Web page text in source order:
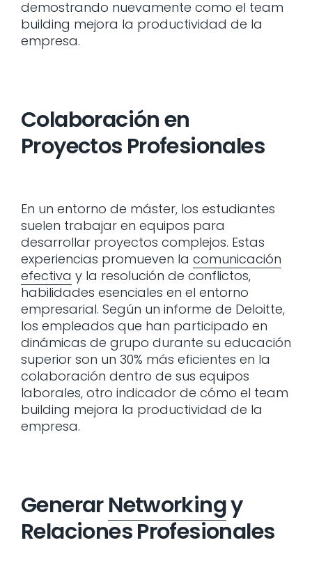
demostrando nuevamente como el team
building mejora la productividad de la
empresa.
Colaboración en
Proyectos Profesionales
En un entorno de máster, los estudiantes
suelen trabajar en equipos para
desarrollar proyectos complejos. Estas
experiencias promueven la comunicación
efectiva y la resolución de conflictos,
habilidades esenciales en el entorno
empresarial. Según un informe de Deloitte,
los empleados que han participado en
dinámicas de grupo durante su educación
superior son un 30% más eficientes en la
colaboración dentro de sus equipos
laborales, otro indicador de cómo el team
building mejora la productividad de la
empresa.
GenerarNetworkingy
Relaciones Profesionales